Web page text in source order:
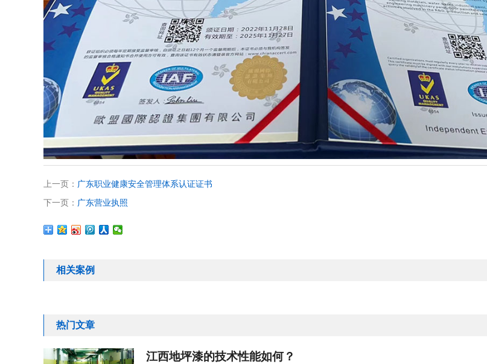
上一页： 广东职业健康安全管理体系认证证书
下一页： 广东营业执照
相关案例
热门文章
江西地坪漆的技术性能如何？